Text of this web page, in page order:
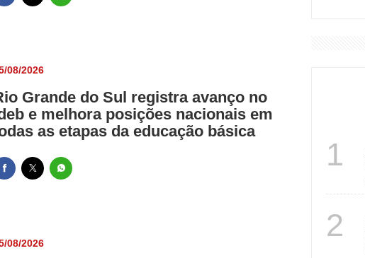
08/2026
Grande do Sul registra avanço no
e melhora posições nacionais em
as etapas da educação básica
08/2026
1
2